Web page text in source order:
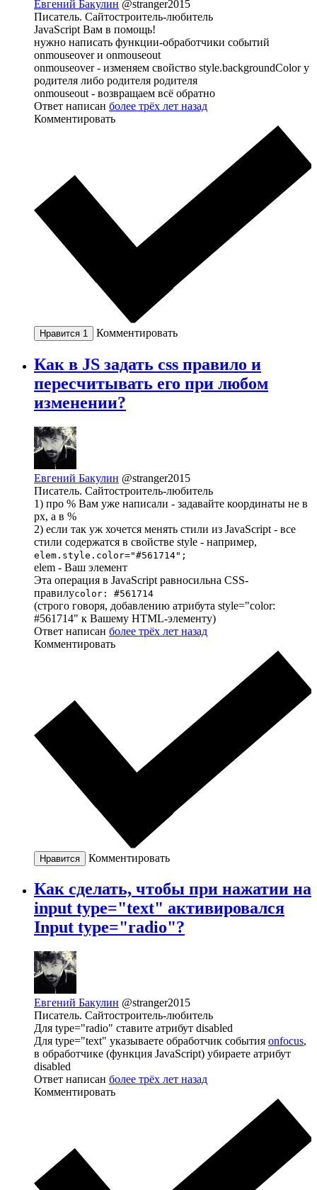
Евгений Бакулин @stranger2015
Писатель. Сайтостроитель-любитель
JavaScript Вам в помощь!
нужно написать функции-обработчики событий
onmouseover и onmouseout
onmouseover - изменяем свойство style.backgroundColor у
родителя либо родителя родителя
onmouseout - возвращаем всё обратно
Ответ написан более трёх лет назад
Комментировать
Нравится 1 Комментировать
Как в JS задать css правило и
пересчитывать его при любом
изменении?
Евгений Бакулин @stranger2015
Писатель. Сайтостроитель-любитель
1) про % Вам уже написали - задавайте координаты не в
px, а в %
2) если так уж хочется менять стили из JavaScript - все
стили содержатся в свойстве style - например,
elem.style.color="#561714";
elem - Ваш элемент
Эта операция в JavaScript равносильна CSS-
правилуcolor: #561714
(строго говоря, добавлению атрибута style="color:
#561714" к Вашему HTML-элементу)
Ответ написан более трёх лет назад
Комментировать
Нравится Комментировать
Как сделать, чтобы при нажатии на
input type="text" активировался
Input type="radio"?
Евгений Бакулин @stranger2015
Писатель. Сайтостроитель-любитель
Для type="radio" ставите атрибут disabled
Для type="text" указываете обработчик события onfocus,
в обработчике (функция JavaScript) убираете атрибут
disabled
Ответ написан более трёх лет назад
Комментировать